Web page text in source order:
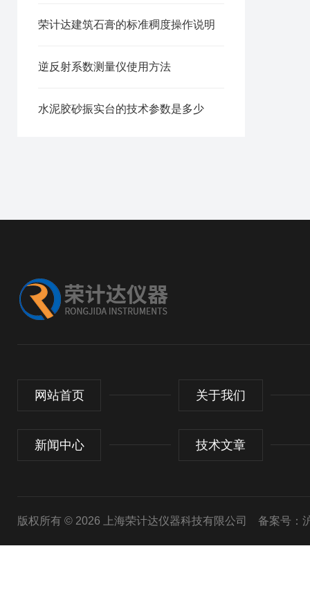
荣计达建筑石膏的标准稠度操作说明
逆反射系数测量仪使用方法
水泥胶砂振实台的技术参数是多少
网站首页 关于我们
新闻中心 技术文章
版权所有 © 2026 上海荣计达仪器科技有限公司 备案号：